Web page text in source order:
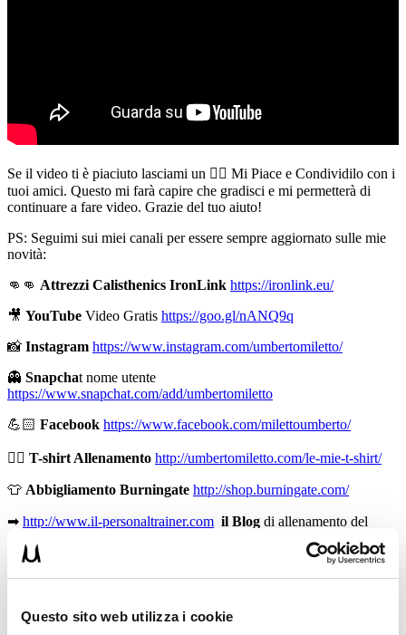
Questo sito web utilizza i cookie
Se il video ti è piaciuto lasciami un 👍🏻 Mi Piace e Condividilo con i
tuoi amici. Questo mi farà capire che gradisci e mi permetterà di
continuare a fare video. Grazie del tuo aiuto!
PS: Seguimi sui miei canali per essere sempre aggiornato sulle mie
novità:
👊👊 Attrezzi Calisthenics IronLink https://ironlink.eu/
🎥 YouTube Video Gratis https://goo.gl/nANQ9q
📸 Instagram https://www.instagram.com/umbertomiletto/
👻 Snapchat nome utente
https://www.snapchat.com/add/umbertomiletto
💪🏻 Facebook https://www.facebook.com/milettoumberto/
🏋🏻 T-shirt Allenamento http://umbertomiletto.com/le-mie-t-shirt/
👕 Abbigliamento Burningate http://shop.burningate.com/
➡ http://www.il-personaltrainer.com il Blog di allenamento del
Avvertenze: le informazioni contenute in questi video non intendono
risultanti dall’uso di tali informazioni e dalla loro messa in pratica.